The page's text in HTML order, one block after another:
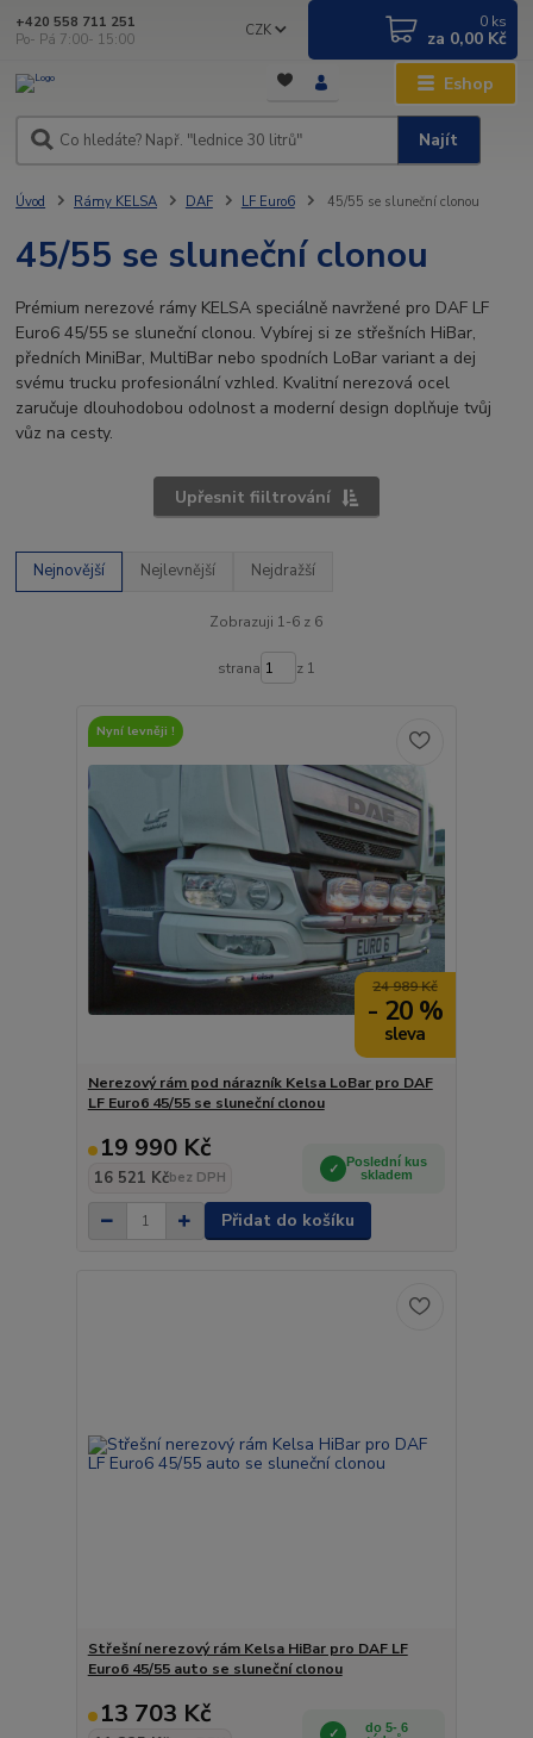
Eshop
CZK
Najít
+420 558 711 251
Po- Pá 7:00- 15:00
0 ks
za 0,00 Kč
Úvod Rámy KELSA DAF LF Euro6 45/55 se sluneční clonou
45/55 se sluneční clonou
Prémium nerezové rámy KELSA speciálně navržené pro DAF LF
Euro6 45/55 se sluneční clonou. Vybírej si ze střešních HiBar,
předních MiniBar, MultiBar nebo spodních LoBar variant a dej
svému trucku profesionální vzhled. Kvalitní nerezová ocel
zaručuje dlouhodobou odolnost a moderní design doplňuje tvůj
vůz na cesty.
Upřesnit fiiltrování
Nejnovější Nejlevnější Nejdražší
Zobrazuji 1-6 z 6
strana z 1
Nyní levněji !
24 989 Kč
- 20 %
Nerezový rám pod nárazník Kelsa LoBar pro DAF
LF Euro6 45/55 se sluneční clonou
19 990 Kč
16 521 Kčbez DPH
Poslední kus
skladem
Přidat do košíku
Střešní nerezový rám Kelsa HiBar pro DAF LF
Euro6 45/55 auto se sluneční clonou
13 703 Kč
do 5- 6